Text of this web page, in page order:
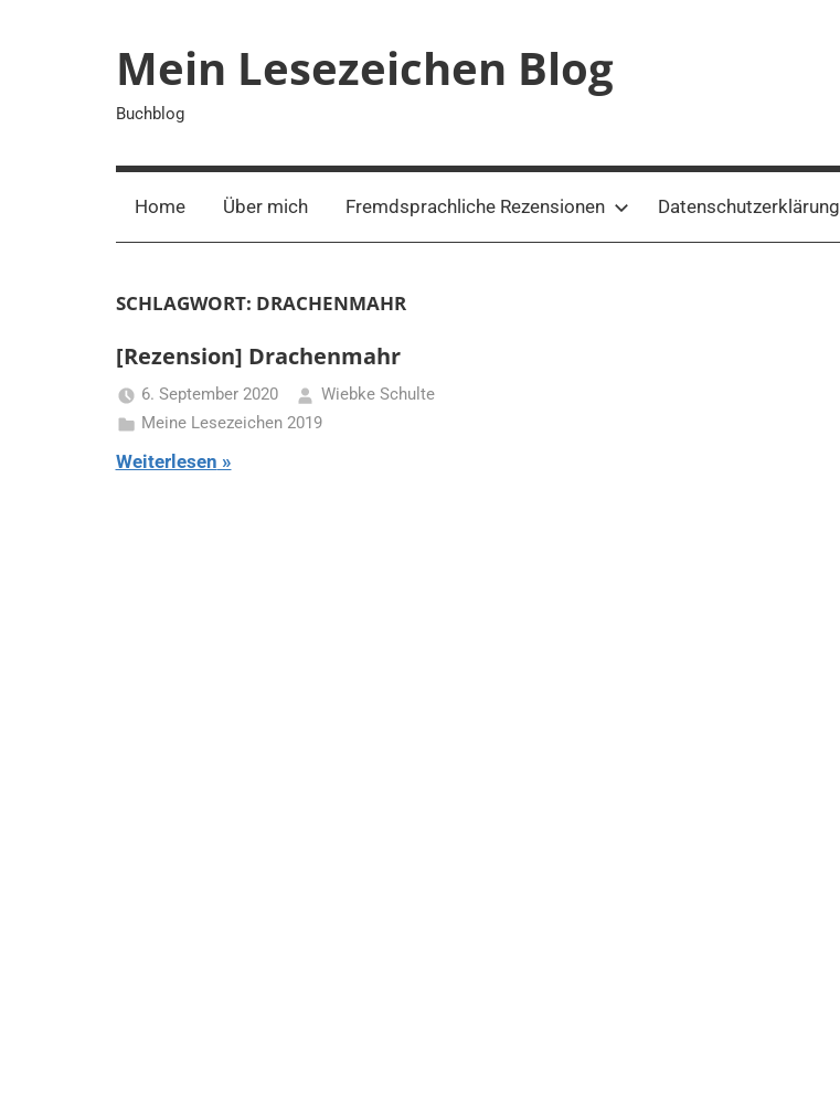
Mein Lesezeichen Blog
Buchblog
Home Über mich Fremdsprachliche Rezensionen Datenschutzerklärung
SCHLAGWORT: DRACHENMAHR
[Rezension] Drachenmahr
6. September 2020
Wiebke Schulte
Meine Lesezeichen 2019
Weiterlesen